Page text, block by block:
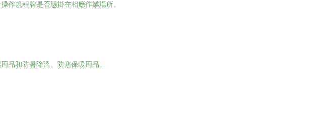
作規程牌是否懸掛在相應作業場所。
品和防暑降溫、防寒保暖用品。